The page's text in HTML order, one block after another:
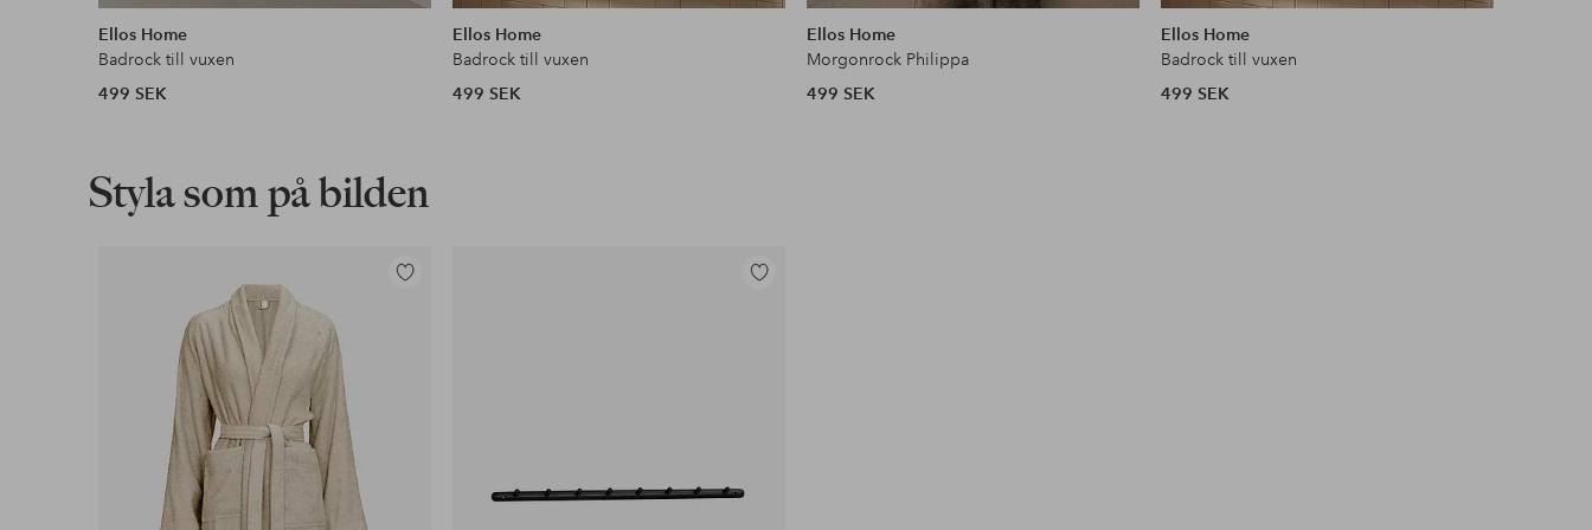
liknande
Ellos Home
Badrock till vuxen
499 SEK
liknande
Ellos Home
Badrock till vuxen
499 SEK
liknande
Ellos Home
Morgonrock Philippa
499 SEK
liknande
Ellos Home
Badrock till vuxen
499 SEK
Styla som på bilden
Lägg
Lägg